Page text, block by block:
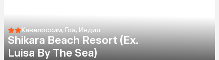
Кавелоссим, Гоа, Индия
Shikara Beach Resort (Ex.
Luisa By The Sea)